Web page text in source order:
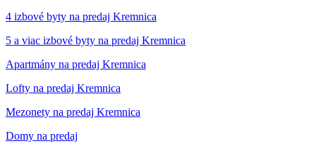
4 izbové byty na predaj Kremnica
5 a viac izbové byty na predaj Kremnica
Apartmány na predaj Kremnica
Lofty na predaj Kremnica
Mezonety na predaj Kremnica
Domy na predaj